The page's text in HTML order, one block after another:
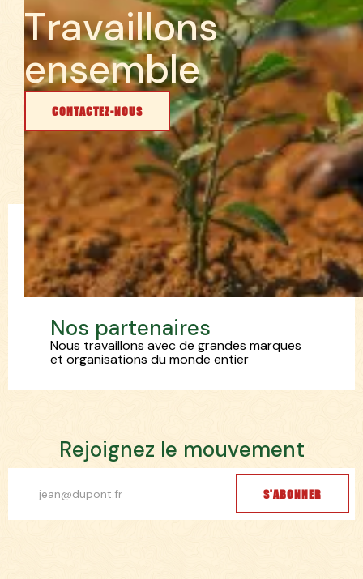
Travaillons
ensemble
CONTACTEZ-NOUS
Nos partenaires
Nous travaillons avec de grandes marques
et organisations du monde entier
Rejoignez le mouvement
S'ABONNER